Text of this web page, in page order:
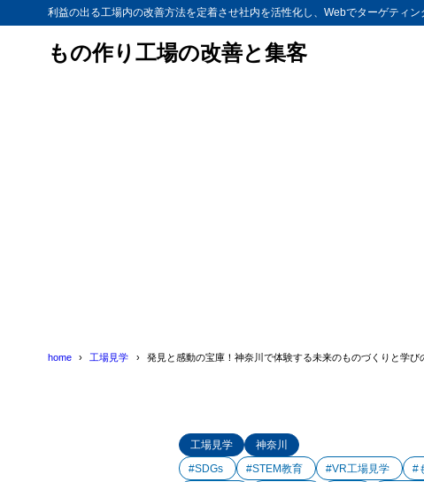
利益の出る工場内の改善方法を定着させ社内を活性化し、Webでターゲティン
もの作り工場の改善と集客
home 工場見学 発見と感動の宝庫！神奈川で体験する未来のものづくりと学
工場見学
神奈川
#SDGs
#STEM教育 #VR工場見学 #